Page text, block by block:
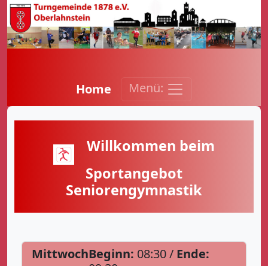
Home Menü:
Willkommen beim
Sportangebot
Seniorengymnastik
MittwochBeginn: 08:30 / Ende: